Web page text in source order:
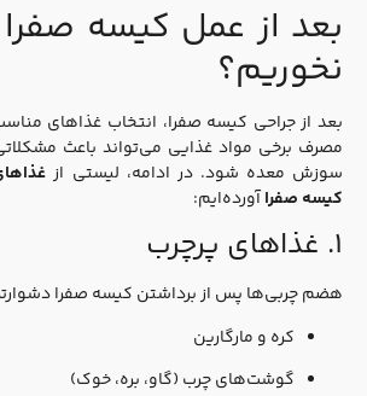
بعد از عمل کیسه صفرا
نخوریم؟
بعد از جراحی کیسه صفرا، انتخاب غذاهای مناسب
مصرف برخی مواد غذایی می‌تواند باعث مشکلاتی
سوزش معده شود. در ادامه، لیستی از غذاهای
کیسه صفراآورده‌ایم:
هضم چربی‌ها پس از برداشتن کیسه صفرا دشوارتر
کره و مارگارین
گوشت‌های چرب (گاو، بره، خوک)